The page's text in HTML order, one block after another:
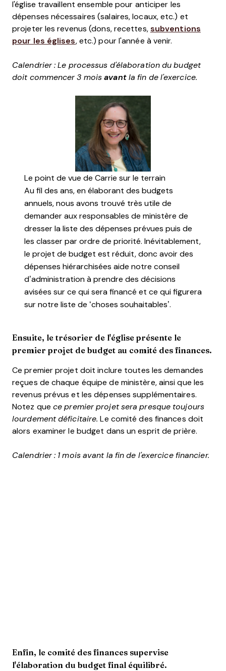
l'église travaillent ensemble pour anticiper les
dépenses nécessaires (salaires, locaux, etc.) et
projeter les revenus (dons, recettes, subventions
pour les églises, etc.) pour l'année à venir.
Calendrier : Le processus d'élaboration du budget
doit commencer 3 moisavantla fin de l'exercice.
Le point de vue de Carrie sur le terrain
Au fil des ans, en élaborant des budgets
annuels, nous avons trouvé très utile de
demander aux responsables de ministère de
dresser la liste des dépenses prévues puis de
les classer par ordre de priorité. Inévitablement,
le projet de budget est réduit, donc avoir des
dépenses hiérarchisées aide notre conseil
d’administration à prendre des décisions
avisées sur ce qui sera financé et ce qui figurera
sur notre liste de ‘choses souhaitables’.
Ensuite, le trésorier de l'église présente le
premier projet de budget au comité des finances.
Ce premier projet doit inclure toutes les demandes
reçues de chaque équipe de ministère, ainsi que les
revenus prévus et les dépenses supplémentaires.
Notez que ce premier projet sera presque toujours
lourdement déficitaire. Le comité des finances doit
alors examiner le budget dans un esprit de prière.
Calendrier : 1 mois avant la fin de l'exercice financier.
Enfin, le comité des finances supervise
l'élaboration du budget final équilibré.